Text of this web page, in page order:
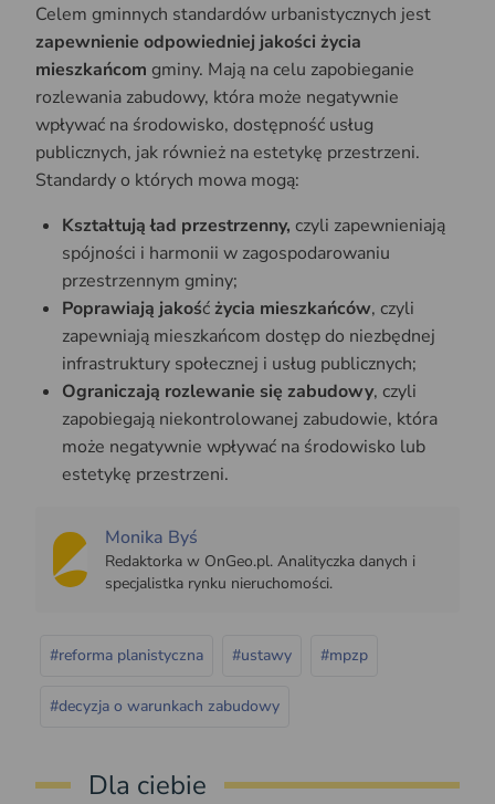
Celem gminnych standardów urbanistycznych jest
zapewnienie odpowiedniej jakości życia
mieszkańcom gminy. Mają na celu zapobieganie
rozlewania zabudowy, która może negatywnie
wpływać na środowisko, dostępność usług
publicznych, jak również na estetykę przestrzeni.
Standardy o których mowa mogą:
Kształtują ład przestrzenny, czyli zapewnieniają
spójności i harmonii w zagospodarowaniu
przestrzennym gminy;
Poprawiają jakośćżycia mieszkańców, czyli
zapewniają mieszkańcom dostęp do niezbędnej
infrastruktury społecznej i usług publicznych;
Ograniczają rozlewanie się zabudowy, czyli
zapobiegają niekontrolowanej zabudowie, która
może negatywnie wpływać na środowisko lub
estetykę przestrzeni.
Monika Byś
Redaktorka w OnGeo.pl. Analityczka danych i
specjalistka rynku nieruchomości.
#reforma planistyczna #ustawy #mpzp
#decyzja o warunkach zabudowy
Dla ciebie